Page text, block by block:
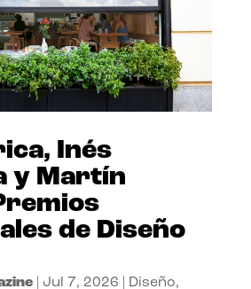
Inés
y Martín
de Diseño
| Jul 7, 2026 Diseño,